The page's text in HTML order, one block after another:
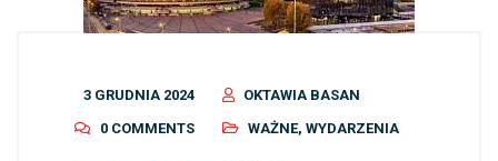
3 GRUDNIA 2024
OKTAWIA BASAN
0 COMMENTS
WAŻNE, WYDARZENIA